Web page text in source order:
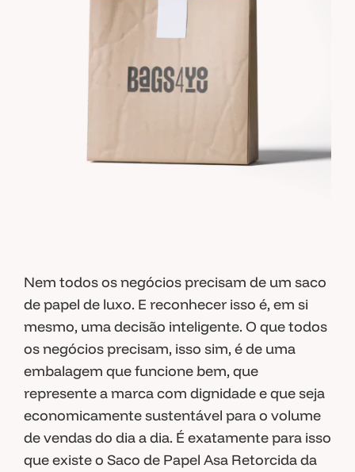
Acessível a Qualquer Negocio 2
Nem todos os negócios precisam de um saco
de papel de luxo. E reconhecer isso é, em si
mesmo, uma decisão inteligente. O que todos
os negócios precisam, isso sim, é de uma
embalagem que funcione bem, que
represente a marca com dignidade e que seja
economicamente sustentável para o volume
de vendas do dia a dia. É exatamente para isso
que existe o Saco de Papel Asa Retorcida da